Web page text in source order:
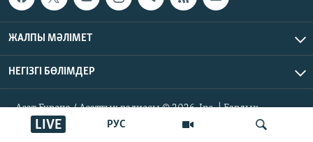
РУС
LIVE
ЖАЛПЫ МӘЛІМЕТ
НЕГІЗГІ БӨЛІМДЕР
Азат Еуропа / Азаттық радиосы © 2026, Inc. | Барлық
құқықтары қорғалған